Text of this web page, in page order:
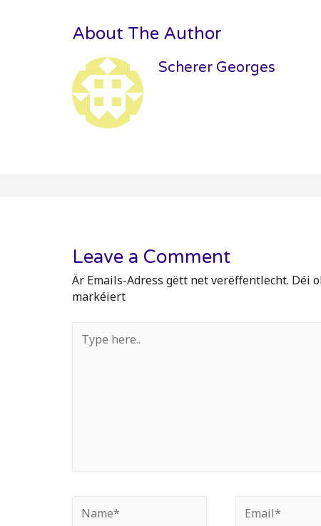
About The Author
Scherer Georges
Leave a Comment
Är Emails-Adress gëtt net verëffentlecht. Déi
markéiert
here..